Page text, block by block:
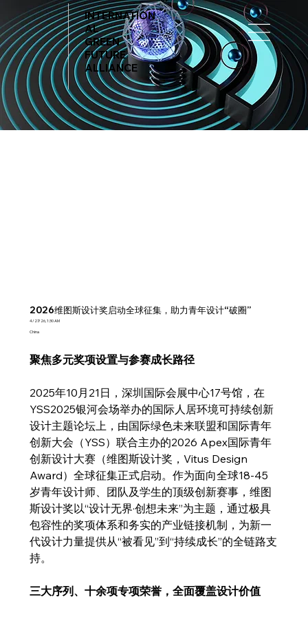
INTERNATION
AL
GREEN
FUTURE
ALLIANCE
2026维图斯设计奖启动全球征集，助力青年设计“破圈”
4/27/26, 1:30 AM
China
聚焦多元奖项设置与参赛成长路径
2025年10月21日，深圳国际会展中心17号馆，在
YSS2025银河会场举办的国际人居环境可持续创新
设计主题论坛上，由国际绿色未来联盟和国际青年
创新大会（YSS）联合主办的2026 Apex国际青年
创新设计大赛（维图斯设计奖，Vitus Design
Award）全球征集正式启动。作为面向全球18-45
岁青年设计师、团队及学生的顶级创新赛事，维图
斯设计奖以“设计无界·创想未来”为主题，通过极具
包容性的奖项体系和务实的产业链接机制，为新一
代设计力量提供从“被看见”到“持续成长”的全链路支
持。
三大序列、十余项专项荣誉，全面覆盖设计价值